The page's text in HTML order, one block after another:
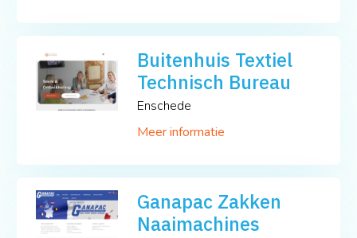
Buitenhuis Textiel
Technisch Bureau
Enschede
Meer informatie
Ganapac Zakken
Naaimachines